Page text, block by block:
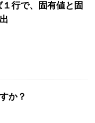
行で、固有値と固
か？